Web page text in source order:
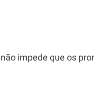
impede que os